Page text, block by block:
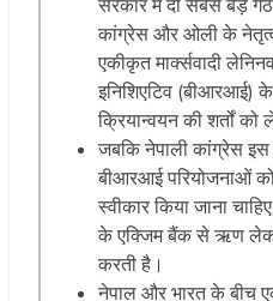
सरकार में दो सबसे बड़े
कांग्रेस और ओली के नेतृत्व
एकीकृत मार्क्सवादी
इनिशिएटिव (बीआरआई)
क्रियान्वयन की शर्तों
जबकि नेपाली कांग्रेस
बीआरआई परियोजनाओं
स्वीकार किया जाना
के एक्जिम बैंक से ऋण
करती है।
नेपाल और भारत के बीच